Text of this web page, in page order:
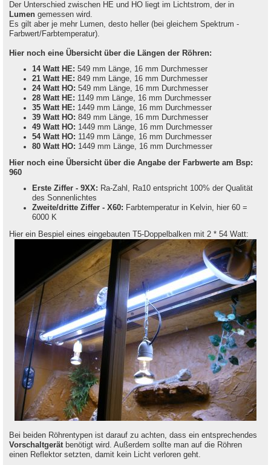
Der Unterschied zwischen HE und HO liegt im Lichtstrom, der in
Lumen gemessen wird.
Es gilt aber je mehr Lumen, desto heller (bei gleichem Spektrum -
Farbwert/Farbtemperatur).
Hier noch eine Übersicht über die Längen der Röhren:
14 Watt HE: 549 mm Länge, 16 mm Durchmesser
21 Watt HE: 849 mm Länge, 16 mm Durchmesser
24 Watt HO: 549 mm Länge, 16 mm Durchmesser
28 Watt HE: 1149 mm Länge, 16 mm Durchmesser
35 Watt HE: 1449 mm Länge, 16 mm Durchmesser
39 Watt HO: 849 mm Länge, 16 mm Durchmesser
49 Watt HO: 1449 mm Länge, 16 mm Durchmesser
54 Watt HO: 1149 mm Länge, 16 mm Durchmesser
80 Watt HO: 1449 mm Länge, 16 mm Durchmesser
Hier noch eine Übersicht über die Angabe der Farbwerte am Bsp:
960
Erste Ziffer - 9XX: Ra-Zahl, Ra10 entspricht 100% der Qualität
des Sonnenlichtes
Zweite/dritte Ziffer - X60: Farbtemperatur in Kelvin, hier 60 =
6000 K
Hier ein Bespiel eines eingebauten T5-Doppelbalken mit 2 * 54 Watt:
Bei beiden Röhrentypen ist darauf zu achten, dass ein entsprechendes
Vorschaltgerät benötigt wird. Außerdem sollte man auf die Röhren
einen Reflektor setzten, damit kein Licht verloren geht.